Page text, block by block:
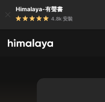
Himalaya-有聲書
4.8k 安裝